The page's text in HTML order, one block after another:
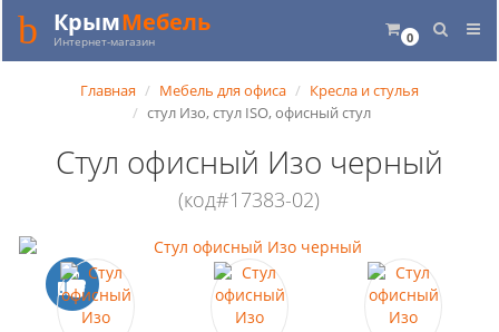
0
КрымМебель
Интернет-магазин
Главная Мебель для офиса
Кресла и стулья
стул Изо, стул ISO, офисный стул
Стул офисный Изо черный
(код#17383-02)